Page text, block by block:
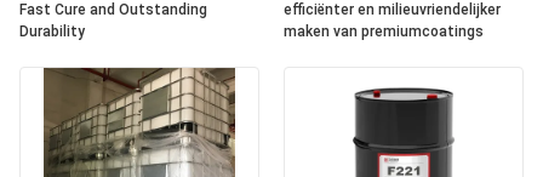
Fast Cure and Outstanding
Durability
efficiënter en milieuvriendelijker
maken van premiumcoatings